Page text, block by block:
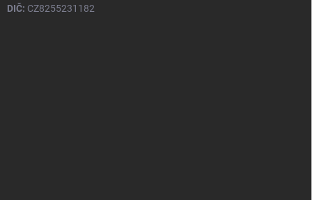
DIČ: CZ8255231182